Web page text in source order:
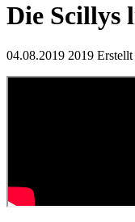
Die Scillys
04.08.2019 2019 Erstellt